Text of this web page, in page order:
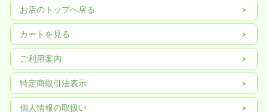
お店のトップへ戻る
カートを見る
ご利用案内
特定商取引法表示
個人情報の取扱い